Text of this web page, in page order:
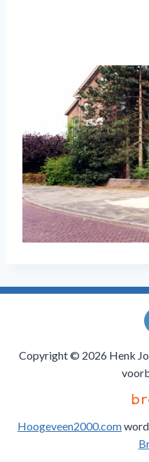
Copyright © 2026 Henk
Hoogeveen2000.com